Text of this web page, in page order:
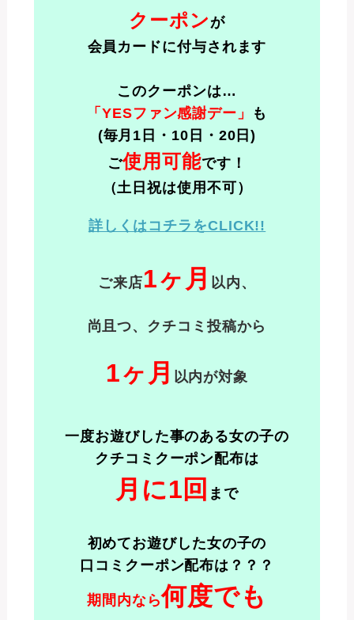
クーポン が
会員カードに付与されます
このクーポンは…
「YESファン感謝デー」
も
(毎月1日・10日・20日)
ご使用可能です！
（土日祝は使用不可）
詳しくはコチラをCLICK!!
ご来店1ヶ月 以内 、
尚且つ、クチコミ投稿から
1ヶ月 以内が対象
一度お遊びした事のある女の子の
クチコミクーポン配布は
月に1回 まで
初めてお遊びした女の子の
口コミクーポン配布は？？？
期間内なら何度でも